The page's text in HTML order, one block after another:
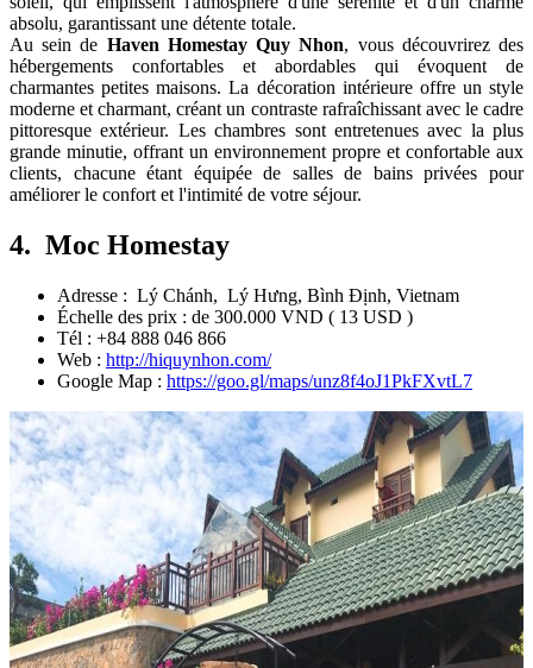
absolu, garantissant une détente totale.
Au sein de Haven Homestay Quy Nhon, vous découvrirez des
hébergements confortables et abordables qui évoquent de
charmantes petites maisons. La décoration intérieure offre un style
moderne et charmant, créant un contraste rafraîchissant avec le cadre
pittoresque extérieur. Les chambres sont entretenues avec la plus
grande minutie, offrant un environnement propre et confortable aux
clients, chacune étant équipée de salles de bains privées pour
améliorer le confort et l'intimité de votre séjour.
4. Moc Homestay
Adresse : Lý Chánh, Lý Hưng, Bình Định, Vietnam
Échelle des prix : de 300.000 VND ( 13 USD )
Tél : +84 888 046 866
Web : http://hiquynhon.com/
Google Map : https://goo.gl/maps/unz8f4oJ1PkFXvtL7